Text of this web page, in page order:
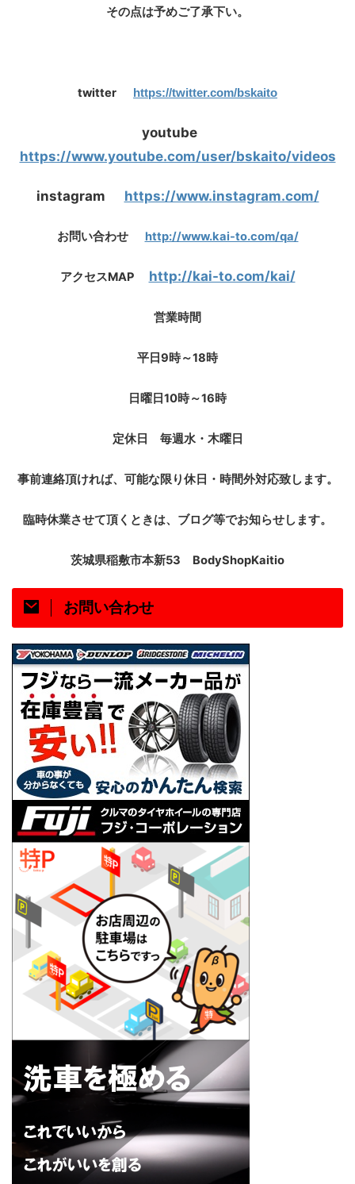
その点は予めご了承下い。
twitter https://twitter.com/bskaito
youtube
https://www.youtube.com/user/bskaito/videos
instagram https://www.instagram.com/
お問い合わせ http://www.kai-to.com/qa/
アクセスMAP http://kai-to.com/kai/
営業時間
平日9時～18時
日曜日10時～16時
定休日 毎週水・木曜日
事前連絡頂ければ、可能な限り休日・時間外対応致します。
臨時休業させて頂くときは、ブログ等でお知らせします。
茨城県稲敷市本新53 BodyShopKaitio
お問い合わせ